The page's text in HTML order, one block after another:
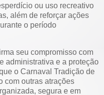
ou uso recreativo
além de reforçar ações
o período
seu compromisso com
administrativa e a proteção
o Carnaval Tradição de
com outras atrações
segura e em